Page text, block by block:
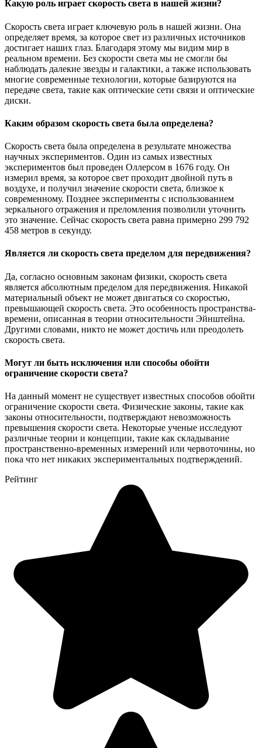
Какую роль играет скорость света в нашей жизни?
Скорость света играет ключевую роль в нашей жизни. Она
определяет время, за которое свет из различных источников
достигает наших глаз. Благодаря этому мы видим мир в
реальном времени. Без скорости света мы не смогли бы
наблюдать далекие звезды и галактики, а также использовать
многие современные технологии, которые базируются на
передаче света, такие как оптические сети связи и оптические
диски.
Каким образом скорость света была определена?
Скорость света была определена в результате множества
научных экспериментов. Один из самых известных
экспериментов был проведен Оллерсом в 1676 году. Он
измерил время, за которое свет проходит двойной путь в
воздухе, и получил значение скорости света, близкое к
современному. Позднее эксперименты с использованием
зеркального отражения и преломления позволили уточнить
это значение. Сейчас скорость света равна примерно 299 792
458 метров в секунду.
Является ли скорость света пределом для передвижения?
Да, согласно основным законам физики, скорость света
является абсолютным пределом для передвижения. Никакой
материальный объект не может двигаться со скоростью,
превышающей скорость света. Это особенность пространства-
времени, описанная в теории относительности Эйнштейна.
Другими словами, никто не может достичь или преодолеть
скорость света.
Могут ли быть исключения или способы обойти
ограничение скорости света?
На данный момент не существует известных способов обойти
ограничение скорости света. Физические законы, такие как
законы относительности, подтверждают невозможность
превышения скорости света. Некоторые ученые исследуют
различные теории и концепции, такие как складывание
пространственно-временных измерений или червоточины, но
пока что нет никаких экспериментальных подтверждений.
Рейтинг